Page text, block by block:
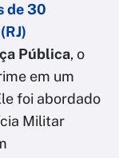
de 30
Pública, o
em um
foi abordado
Militar